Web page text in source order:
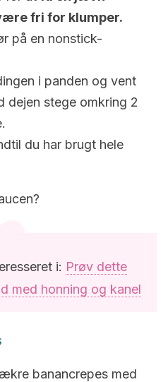
fri for klumper.
på en nonstick-
i panden og vent
dejen stege omkring 2
du har brugt hele
i: Prøv dette
med honning og kanel
banancrepes med